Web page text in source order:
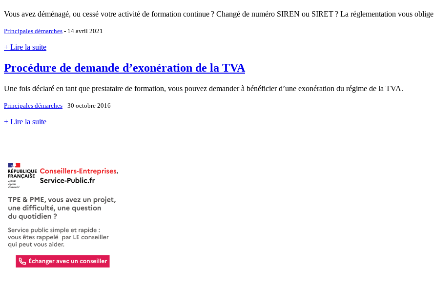
Vous avez déménagé, ou cessé votre activité de formation continue? Changé de numéro SIREN ou SIRET? La réglementation vous
Principales démarches - 14 avril 2021
+ Lire la suite
Procédure de demande d’exonération de la TVA
Une fois déclaré en tant que prestataire de formation, vous pouvez demander à bénéficier d’une exonération du régime de la TVA.
Principales démarches - 30 octobre 2016
+ Lire la suite